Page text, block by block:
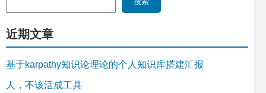
近期文章
基于karpathy知识论理论的个人知识库搭建汇报
人，不该活成工具